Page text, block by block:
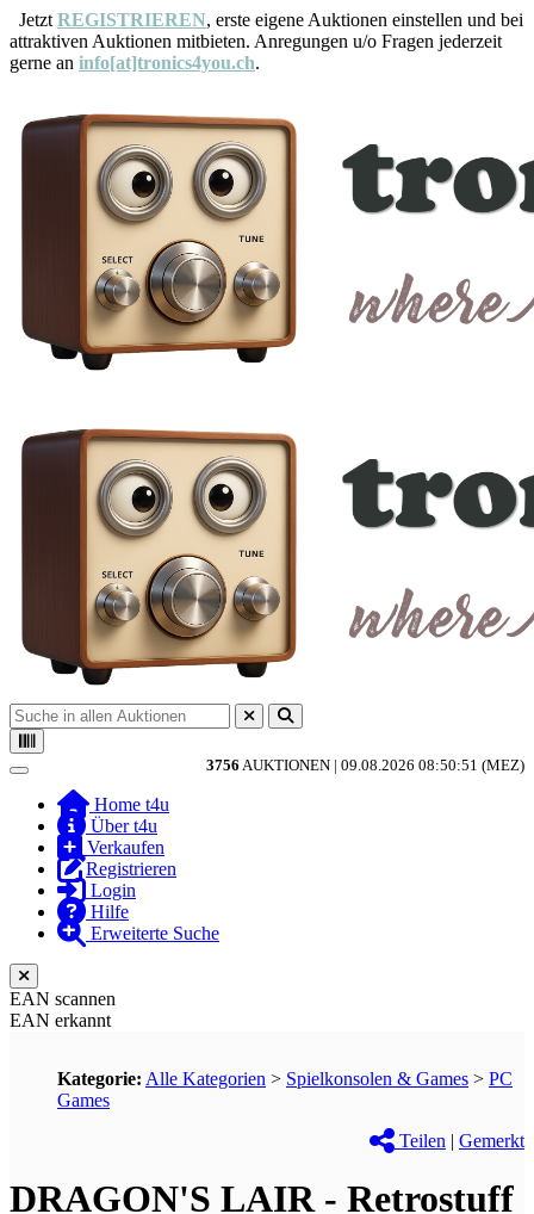
Jetzt REGISTRIEREN, erste eigene Auktionen einstellen und bei
attraktiven Auktionen mitbieten. Anregungen u/o Fragen jederzeit
gerne an info[at]tronics4you.ch.
3756 AUKTIONEN | 09.08.2026 08:50:51 (MEZ)
Toggle navigation
Home t4u
Über t4u
Verkaufen
Registrieren
Login
Hilfe
Erweiterte Suche
EAN scannen
EAN erkannt
Kategorie: Alle Kategorien > Spielkonsolen & Games > PC
Games
Teilen | Gemerkt
DRAGON'S LAIR - Retrostuff